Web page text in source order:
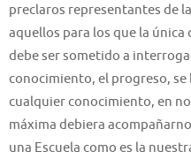
preclaros representantes de
aquellos para los que la única
debe ser sometido a
conocimiento, el progreso, se
cualquier conocimiento, en
máxima debiera
una Escuela como es la